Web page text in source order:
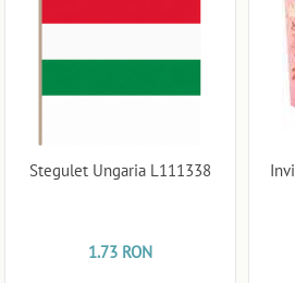
Stegulet Ungaria L111338
1.73 RON